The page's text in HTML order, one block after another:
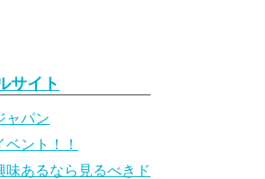
サイト
ャパン
ント！！
あるなら見るべきド